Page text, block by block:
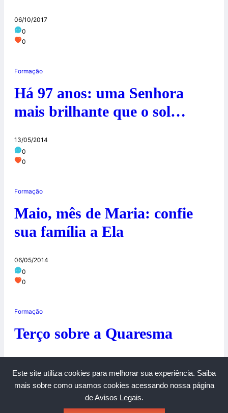
Este site utiliza cookies para melhorar sua experiência. Saiba
mais sobre como usamos cookies acessando nossa página
de Avisos Legais.
06/10/2017
0
0
Formação
Há 97 anos: uma Senhora
mais brilhante que o sol…
13/05/2014
0
0
Formação
Maio, mês de Maria: confie
sua família a Ela
06/05/2014
0
0
Formação
Terço sobre a Quaresma
0
0